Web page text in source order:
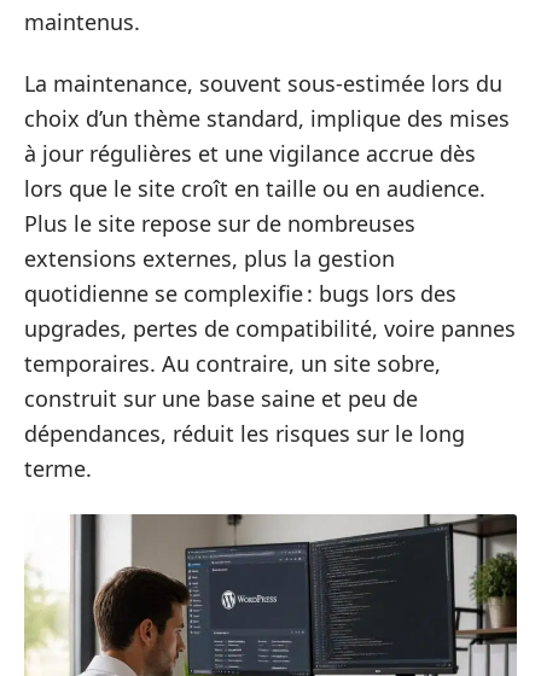
maintenus.
La maintenance, souvent sous-estimée lors du
choix d’un thème standard, implique des mises
à jour régulières et une vigilance accrue dès
lors que le site croît en taille ou en audience.
Plus le site repose sur de nombreuses
extensions externes, plus la gestion
quotidienne se complexifie : bugs lors des
upgrades, pertes de compatibilité, voire pannes
temporaires. Au contraire, un site sobre,
construit sur une base saine et peu de
dépendances, réduit les risques sur le long
terme.